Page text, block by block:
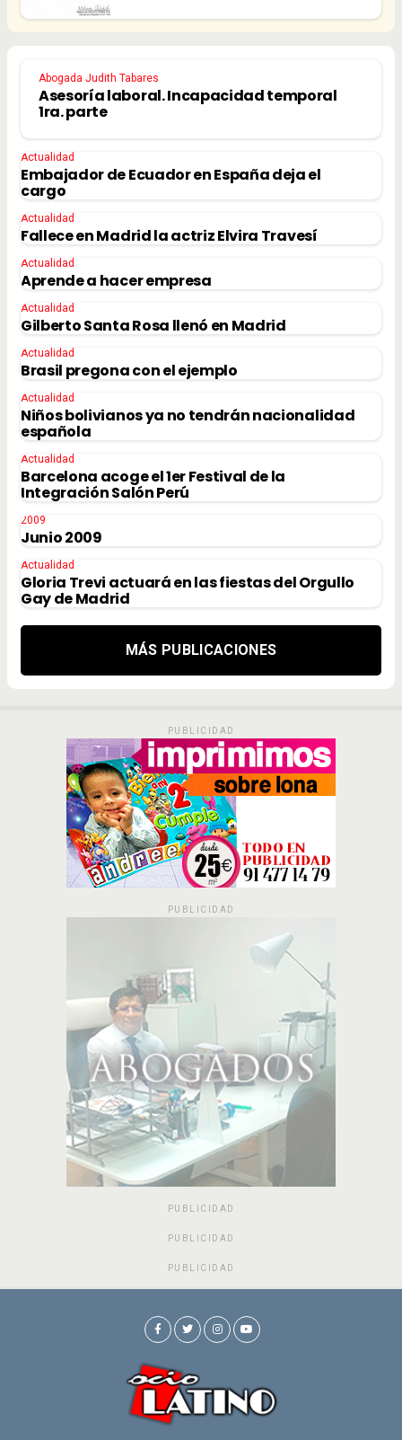
Abogada Judith Tabares
Asesoría laboral. Incapacidad temporal
1ra. parte
Actualidad
Embajador de Ecuador en España deja el
cargo
Actualidad
Fallece en Madrid la actriz Elvira Travesí
Actualidad
Aprende a hacer empresa
Actualidad
Gilberto Santa Rosa llenó en Madrid
Actualidad
Brasil pregona con el ejemplo
Actualidad
Niños bolivianos ya no tendrán nacionalidad
española
Actualidad
Barcelona acoge el 1er Festival de la
Integración Salón Perú
2009
Junio 2009
Actualidad
Gloria Trevi actuará en las fiestas del Orgullo
Gay de Madrid
MÁS PUBLICACIONES
PUBLICIDAD
PUBLICIDAD
PUBLICIDAD
PUBLICIDAD
PUBLICIDAD